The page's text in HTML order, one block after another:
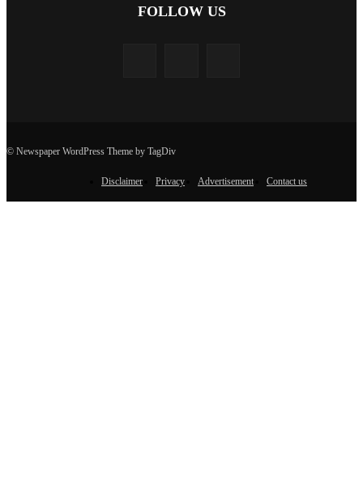
FOLLOW US
© Newspaper WordPress Theme by TagDiv
Disclaimer Privacy Advertisement Contact us